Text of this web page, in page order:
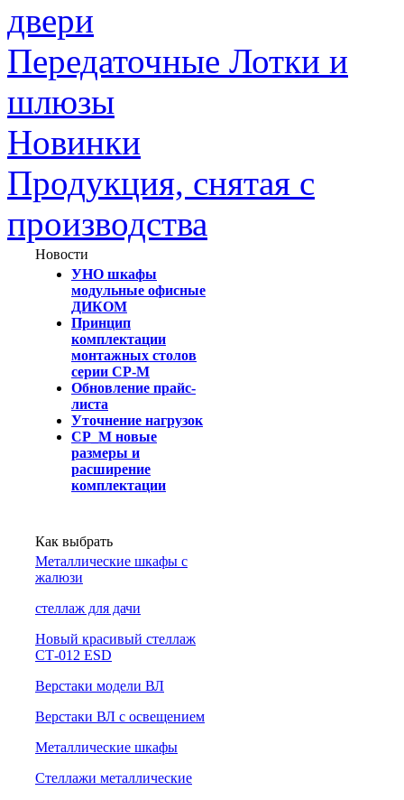
двери
Передаточные Лотки и
шлюзы
Новинки
Продукция, снятая с
производства
Новости
УНО шкафы
модульные офисные
ДИКОМ
Принцип
комплектации
монтажных столов
серии СР-М
Обновление прайс-
листа
Уточнение нагрузок
СР_М новые
размеры и
расширение
комплектации
Как выбрать
Металлические шкафы с
жалюзи
cтеллаж для дачи
Новый красивый стеллаж
СТ-012 ESD
Верстаки модели ВЛ
Верстаки ВЛ с освещением
Металлические шкафы
Стеллажи металлические